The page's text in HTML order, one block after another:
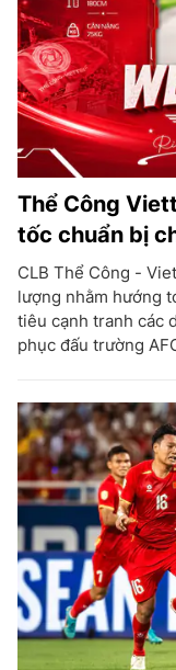
Thể Công
tốc chuẩn bị
CLB Thể Công -
lượng nhằm hướng
tiêu cạnh tranh các
phục đấu trường